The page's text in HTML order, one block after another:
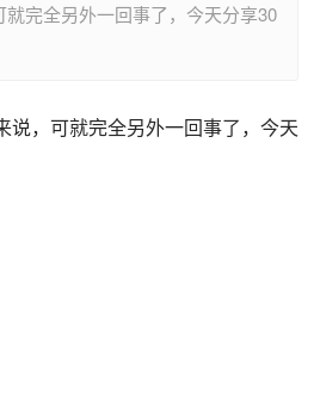
完全另外一回事了，今天分享30
，可就完全另外一回事了，今天